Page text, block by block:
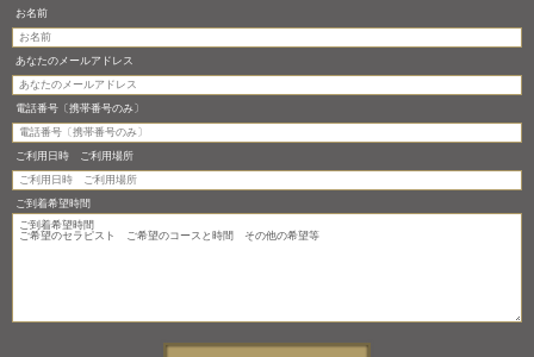
お名前
あなたのメールアドレス
電話番号〔携帯番号のみ〕
ご利用日時 ご利用場所
ご到着希望時間